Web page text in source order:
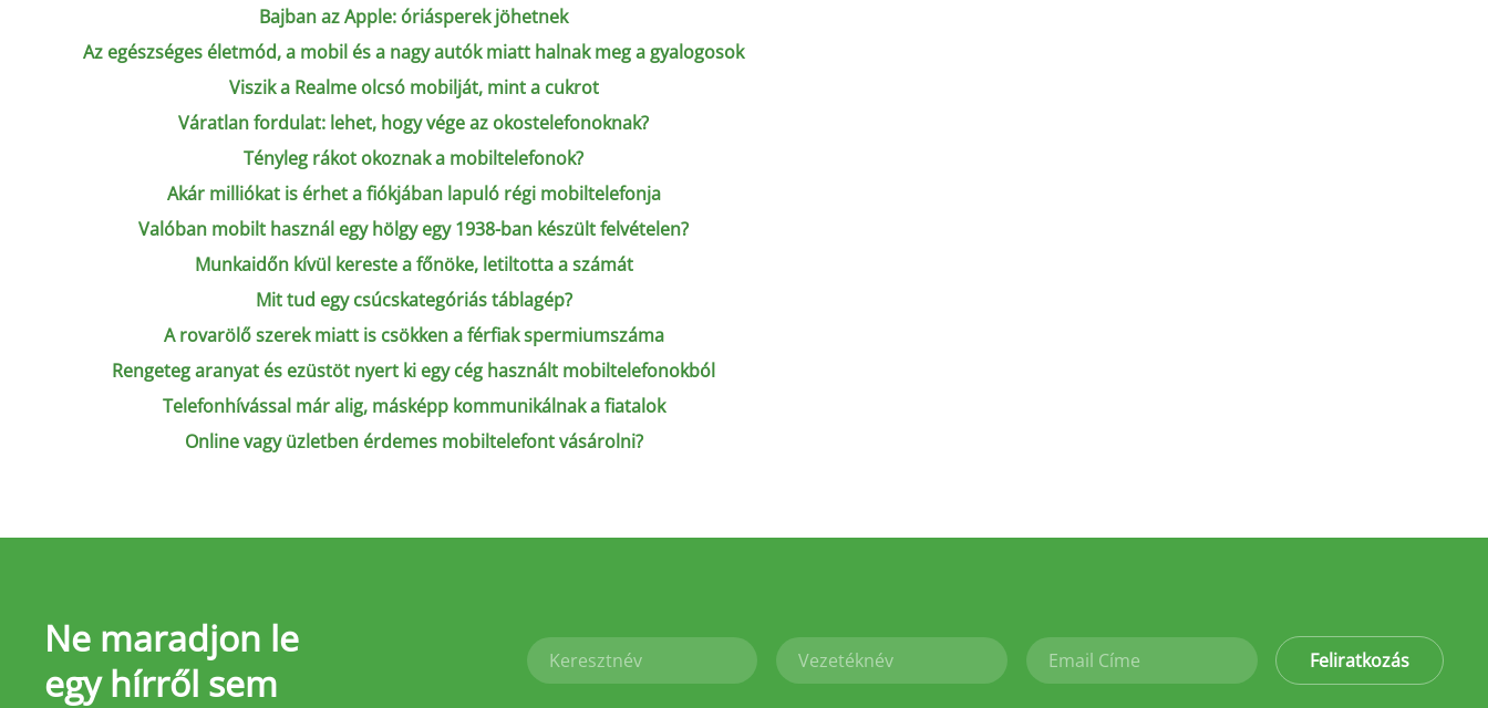
Bajban az Apple: óriásperek jöhetnek
Az egészséges életmód, a mobil és a nagy autók miatt halnak meg a gyalogosok
Viszik a Realme olcsó mobilját, mint a cukrot
Váratlan fordulat: lehet, hogy vége az okostelefonoknak?
Tényleg rákot okoznak a mobiltelefonok?
Akár milliókat is érhet a fiókjában lapuló régi mobiltelefonja
Valóban mobilt használ egy hölgy egy 1938-ban készült felvételen?
Munkaidőn kívül kereste a főnöke, letiltotta a számát
Mit tud egy csúcskategóriás táblagép?
A rovarölő szerek miatt is csökken a férfiak spermiumszáma
Rengeteg aranyat és ezüstöt nyert ki egy cég használt mobiltelefonokból
Telefonhívással már alig, másképp kommunikálnak a fiatalok
Online vagy üzletben érdemes mobiltelefont vásárolni?
Ne maradjon le
egy hírről sem
Feliratkozás